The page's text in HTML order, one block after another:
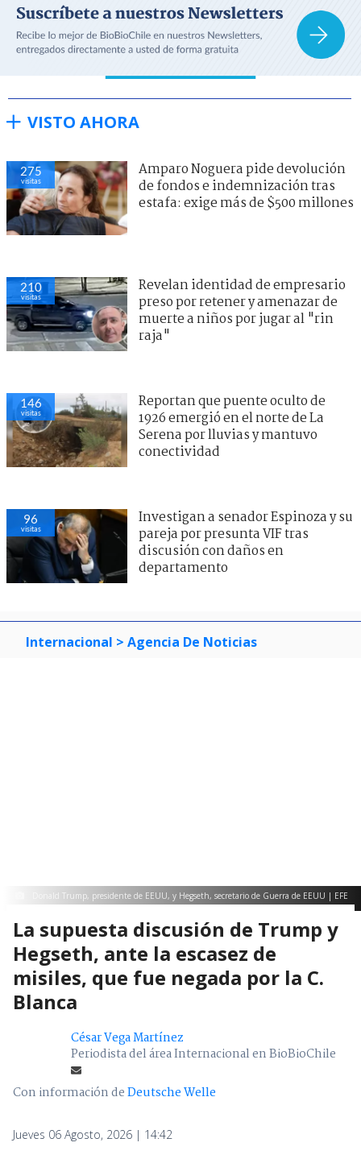
VISTO AHORA
275
visitas
Amparo Noguera pide devolución
de fondos e indemnización tras
estafa: exige más de $500 millones
210
visitas
Revelan identidad de empresario
preso por retener y amenazar de
muerte a niños por jugar al "rin
raja"
146
visitas
Reportan que puente oculto de
1926 emergió en el norte de La
Serena por lluvias y mantuvo
conectividad
96
visitas
Investigan a senador Espinoza y su
pareja por presunta VIF tras
discusión con daños en
departamento
Internacional > Agencia De Noticias
Donald Trump, presidente de EEUU, y Hegseth, secretario de Guerra de EEUU | EFE
La supuesta discusión de Trump y
Hegseth, ante la escasez de
misiles, que fue negada por la C.
Blanca
César Vega Martínez
Periodista del área Internacional en BioBioChile
Con información deDeutsche Welle
Jueves 06 Agosto, 2026 | 14:42